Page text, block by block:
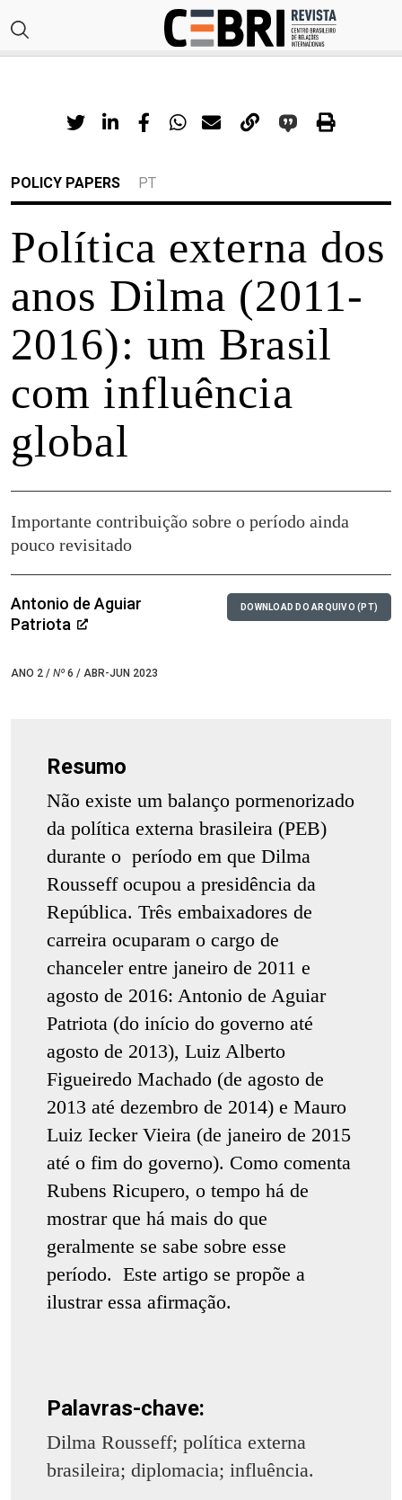
POLICY PAPERS PT
Política externa dos
anos Dilma (2011-
2016): um Brasil
com influência
global
Importante contribuição sobre o período ainda
pouco revisitado
Antonio de Aguiar
Patriota
ANO 2 / Nº 6 / ABR-JUN 2023
DOWNLOAD DO ARQUIVO (PT)
Resumo
Não existe um balanço pormenorizado
da política externa brasileira (PEB)
durante o período em que Dilma
Rousseff ocupou a presidência da
República. Três embaixadores de
carreira ocuparam o cargo de
chanceler entre janeiro de 2011 e
agosto de 2016: Antonio de Aguiar
Patriota (do início do governo até
agosto de 2013), Luiz Alberto
Figueiredo Machado (de agosto de
2013 até dezembro de 2014) e Mauro
Luiz Iecker Vieira (de janeiro de 2015
até o fim do governo). Como comenta
Rubens Ricupero, o tempo há de
mostrar que há mais do que
geralmente se sabe sobre esse
período. Este artigo se propõe a
ilustrar essa afirmação.
Palavras-chave:
Dilma Rousseff; política externa
brasileira; diplomacia; influência.